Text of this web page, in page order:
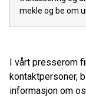
mekle og be om
I vårt presserom
kontaktpersoner,
informasjon om